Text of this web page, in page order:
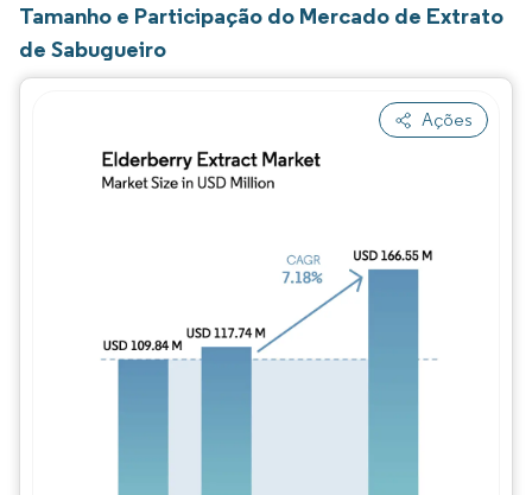
Tamanho e Participação do Mercado de Extrato
de Sabugueiro
Ações